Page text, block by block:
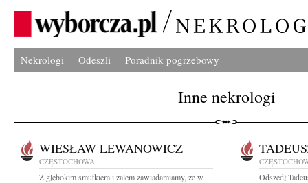
Nekrologi Odeszli Poradnik pogrzebowy
Inne nekrologi
WIESŁAW LEWANOWICZ
CZĘSTOCHOWA
Z głębokim smutkiem i żalem zawiadamiamy, że w
Odszedł